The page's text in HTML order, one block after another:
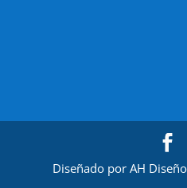
Diseñado por AH